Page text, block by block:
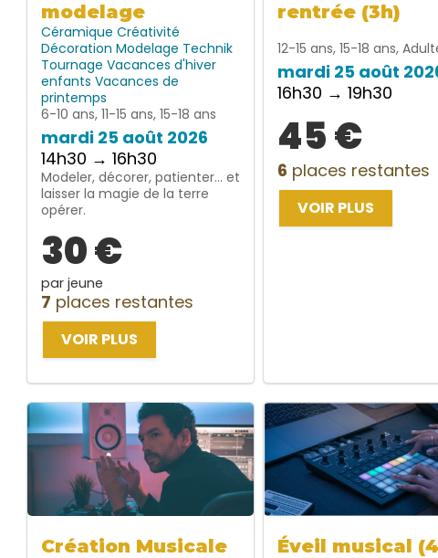
modelage
Céramique Créativité
Décoration Modelage Technik
Tournage Vacances d'hiver
enfants Vacances de
printemps
6-10 ans, 11-15 ans, 15-18 ans
mardi 25 août 2026
14h30 → 16h30
Modeler, décorer, patienter… et
laisser la magie de la terre
opérer.
30 €
par jeune
7 places restantes
VOIR PLUS
rentrée (3h)
12-15 ans, 15-18 ans,
mardi 25 août
16h30 → 19h30
45 €
6 places restantes
VOIR PLUS
Création Musicale
Éveil musical